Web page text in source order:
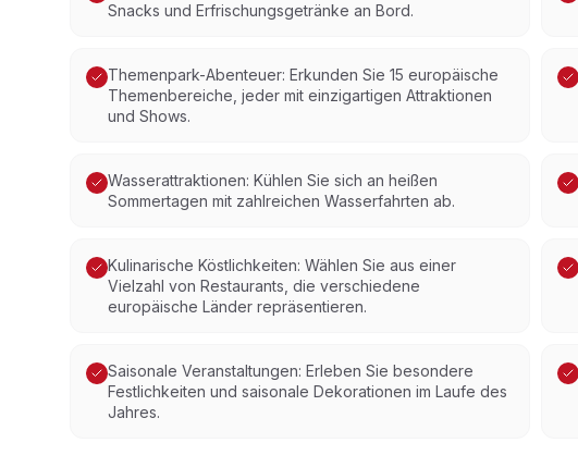
Snacks und Erfrischungsgetränke an Bord.
Themenpark-Abenteuer: Erkunden Sie 15 europäische
Themenbereiche, jeder mit einzigartigen Attraktionen
und Shows.
Wasserattraktionen: Kühlen Sie sich an heißen
Sommertagen mit zahlreichen Wasserfahrten ab.
Kulinarische Köstlichkeiten: Wählen Sie aus einer
Vielzahl von Restaurants, die verschiedene
europäische Länder repräsentieren.
Saisonale Veranstaltungen: Erleben Sie besondere
Festlichkeiten und saisonale Dekorationen im Laufe des
Jahres.